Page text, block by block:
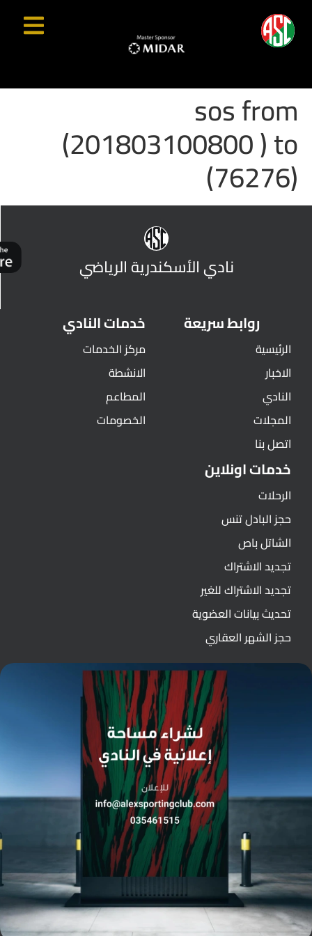
sos from
(201803100800 ) to
(76276)
نادي الأسكندرية الرياضي
روابط سريعة
الرئيسية
الاخبار
النادي
المجلات
اتصل بنا
خدمات النادي
مركز الخدمات
الانشطة
المطاعم
الخصومات
خدمات اونلاين
الرحلات
حجز البادل تنس
الشاتل باص
تجديد الاشتراك
تجديد الاشتراك للغير
تحديث بيانات العضوية
حجز الشهر العقاري